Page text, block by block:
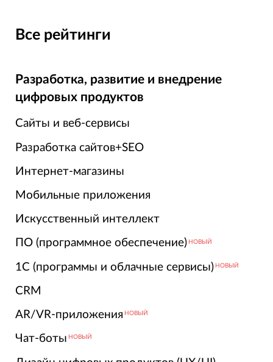
Все рейтинги
Разработка, развитие и внедрение
цифровых продуктов
Сайты и веб-сервисы
Разработка сайтов+SEO
Интернет-магазины
Мобильные приложения
Искусственный интеллект
ПО (программное обеспечение) НОВЫЙ
1С (программы и облачные сервисы) НОВЫЙ
CRM
AR/VR-приложения НОВЫЙ
Чат-боты НОВЫЙ